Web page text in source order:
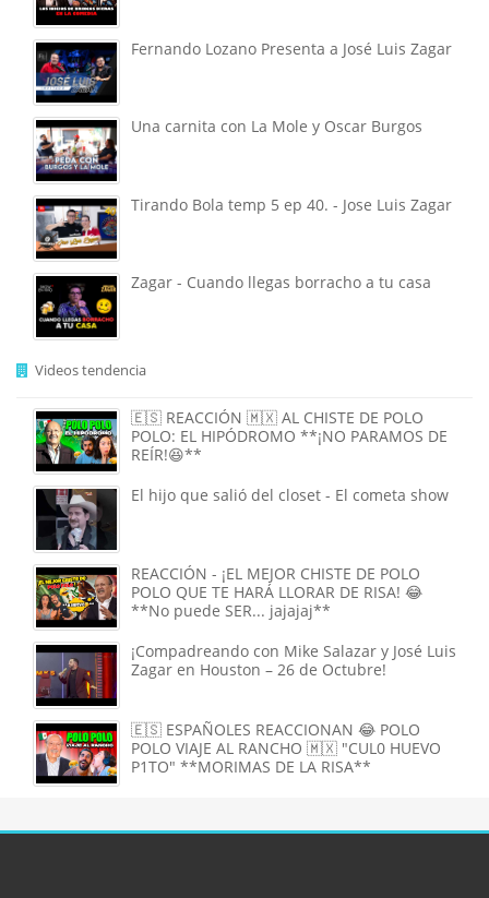
Fernando Lozano Presenta a José Luis Zagar
Una carnita con La Mole y Oscar Burgos
Tirando Bola temp 5 ep 40. - Jose Luis Zagar
Zagar - Cuando llegas borracho a tu casa
Videos tendencia
🇪🇸 REACCIÓN 🇲🇽 AL CHISTE DE POLO
POLO: EL HIPÓDROMO **¡NO PARAMOS DE
REÍR!😆**
El hijo que salió del closet - El cometa show
REACCIÓN - ¡EL MEJOR CHISTE DE POLO
POLO QUE TE HARÁ LLORAR DE RISA! 😂
**No puede SER... jajajaj**
¡Compadreando con Mike Salazar y José Luis
Zagar en Houston – 26 de Octubre!
🇪🇸 ESPAÑOLES REACCIONAN 😂 POLO
POLO VIAJE AL RANCHO 🇲🇽 "CUL0 HUEVO
P1TO" **MORIMAS DE LA RISA**